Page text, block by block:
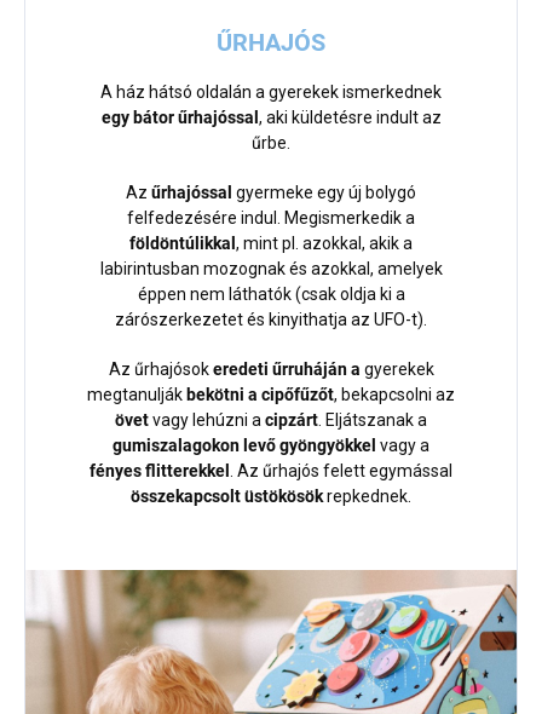
ŰRHAJÓS
A ház hátsó oldalán a gyerekek ismerkednek
egy bátor űrhajóssal , aki küldetésre indult az
űrbe.
Az űrhajóssal gyermeke egy új bolygó
felfedezésére indul. Megismerkedik a
földöntúlikkal , mint pl. azokkal, akik a
labirintusban mozognak és azokkal, amelyek
éppen nem láthatók (csak oldja ki a
zárószerkezetet és kinyithatja az UFO-t).
Az űrhajósokeredeti űrruháján a gyerekek
megtanulják bekötni a cipőfűzőt, bekapcsolni az
övetvagy lehúzni acipzárt. Eljátszanak a
gumiszalagokon levő gyöngyökkel vagy a
fényes flitterekkel . Az űrhajós felett egymással
összekapcsolt üstökösökrepkednek.